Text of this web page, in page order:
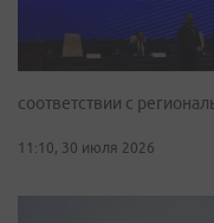
соответствии с
11:10, 30 июля 2026